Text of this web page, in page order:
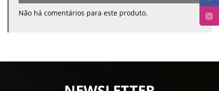
Não há comentários para este produto.